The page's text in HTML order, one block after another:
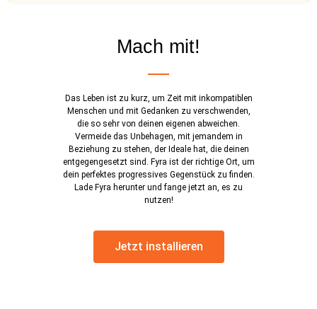
Mach mit!
Das Leben ist zu kurz, um Zeit mit inkompatiblen
Menschen und mit Gedanken zu verschwenden,
die so sehr von deinen eigenen abweichen.
Vermeide das Unbehagen, mit jemandem in
Beziehung zu stehen, der Ideale hat, die deinen
entgegengesetzt sind. Fyra ist der richtige Ort, um
dein perfektes progressives Gegenstück zu finden.
Lade Fyra herunter und fange jetzt an, es zu
nutzen!
Jetzt installieren